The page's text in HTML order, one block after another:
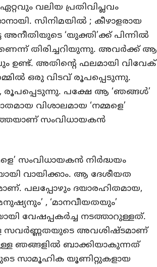
വലിയ പ്രതിവിപ്ലവം
സിനിമയിൽ ; കീഴാളരായ
അനീതിയുടെ ‘യുക്തി’ക്ക് പിന്നിൽ
തിരിച്ചറിയുന്നു. അവർക്ക് ആ
ഉണ്ട്. അതിൻ്റെ ഫലമായി വിവേക്
ഒരു വിടവ് രൂപപ്പെടുന്നു.
രൂപപ്പെടുന്നു. പക്ഷേ ആ ‘ഞങ്ങൾ’
വിശാലമായ ‘നമ്മളെ’
സംവിധായകൻ
സംവിധായകൻ നിർദ്ധയം
വായിക്കാം. ആ ദേശീയത
പലപ്പോഴും ദയാരഹിതമായ,
, ‘മാനവീയതയും’
വേഷപ്പകർച്ച നടത്താറുള്ളത്.
സവർണ്ണതയുടെ അവശിഷ്ടമാണ്
ഞങ്ങളിൽ ബാക്കിയാകുന്നത്
സാമൂഹിക യൂണിറ്റുകളായ